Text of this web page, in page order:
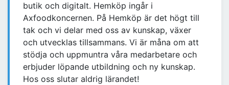
butik och digitalt. Hemköp ingår i
Axfoodkoncernen. På Hemköp är det högt till
tak och vi delar med oss av kunskap, växer
och utvecklas tillsammans. Vi är måna om att
stödja och uppmuntra våra medarbetare och
erbjuder löpande utbildning och ny kunskap.
Hos oss slutar aldrig lärandet!